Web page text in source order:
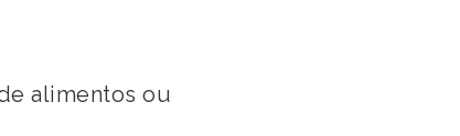
alimentos ou